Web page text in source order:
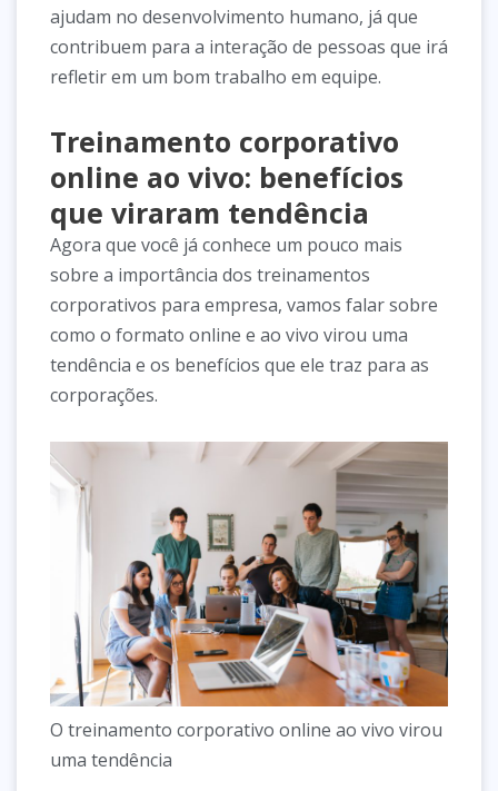
ajudam no desenvolvimento humano, já que
contribuem para a interação de pessoas que irá
refletir em um bom trabalho em equipe.
Treinamento corporativo
online ao vivo: benefícios
que viraram tendência
Agora que você já conhece um pouco mais
sobre a importância dos treinamentos
corporativos para empresa, vamos falar sobre
como o formato online e ao vivo virou uma
tendência e os benefícios que ele traz para as
corporações.
O treinamento corporativo online ao vivo virou
uma tendência